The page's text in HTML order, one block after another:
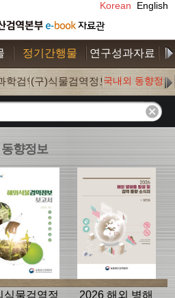
Korean English
정기간행물 연구성과자료
학검역(0)
(구)식물검역정보(0)
국내외 동향정보
향정보
식물검역정
2026 해외 병해